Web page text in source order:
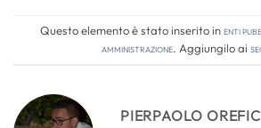
Questo elemento è stato inserito inEnti
amministrazione. Aggiungilo ai
PIERPAOLO